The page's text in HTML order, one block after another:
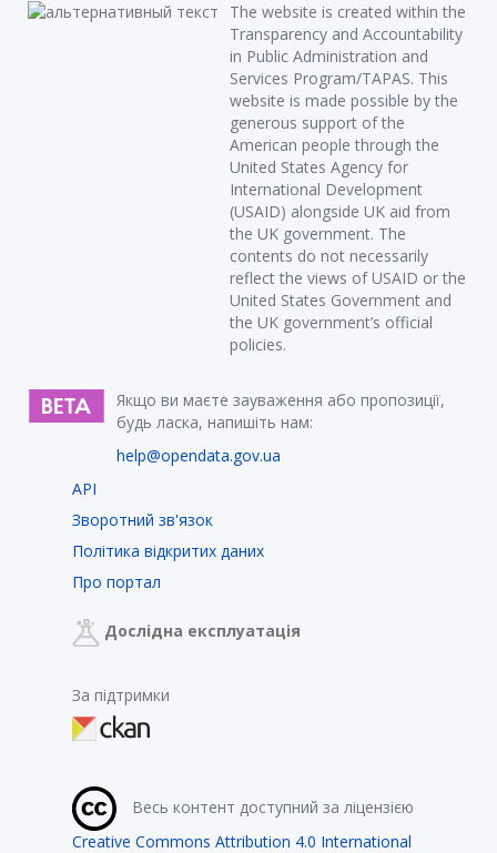
The website is created within the
Transparency and Accountability
in Public Administration and
Services Program/TAPAS. This
website is made possible by the
generous support of the
American people through the
United States Agency for
International Development
(USAID) alongside UK aid from
the UK government. The
contents do not necessarily
reflect the views of USAID or the
United States Government and
the UK government’s official
policies.
Якщо ви маєте зауваження або пропозиції,
будь ласка, напишіть нам:
help@opendata.gov.ua
API
Зворотний зв'язок
Політика відкритих даних
Про портал
Дослідна експлуатація
За підтримки
Весь контент доступний за ліцензією
Creative Commons Attribution 4.0 International